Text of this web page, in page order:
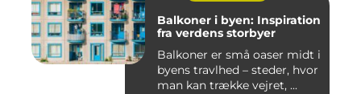
Balkoner i byen: Inspiration
fra verdens storbyer
Balkoner er små oaser midt i
byens travlhed – steder, hvor
man kan trække vejret, ...